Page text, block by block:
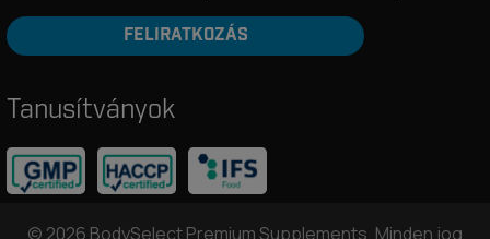
FELIRATKOZÁS
Tanusítványok
© 2026 BodySelect Premium Supplements. Minden jog